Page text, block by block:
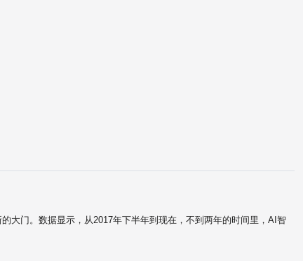
大门。数据显示，从2017年下半年到现在，不到两年的时间里，AI智